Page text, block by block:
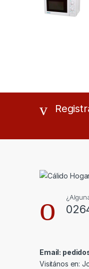
Email:
Visitános en: